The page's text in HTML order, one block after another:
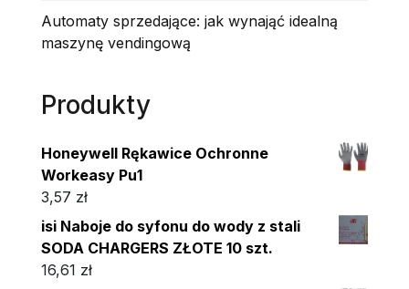
Automaty sprzedające: jak wynająć idealną
maszynę vendingową
Produkty
Honeywell Rękawice Ochronne
Workeasy Pu1
3,57 zł
isi Naboje do syfonu do wody z stali
SODA CHARGERS ZŁOTE 10 szt.
16,61 zł